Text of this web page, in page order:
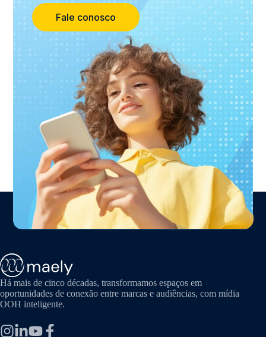
Fale conosco
Há mais de cinco décadas, transformamos espaços em
oportunidades de conexão entre marcas e audiências, com mídia
OOH inteligente.